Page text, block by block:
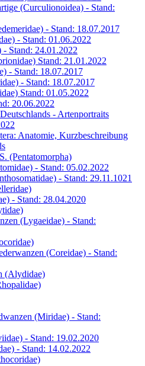
(Curculionoidea) - Stand:
- Stand: 18.07.2017
- Stand: 01.06.2022
- Stand: 24.01.2022
Stand: 21.01.2022
- Stand: 18.07.2017
- Stand: 18.07.2017
Stand: 01.05.2022
20.06.2022
- Artenportraits
Anatomie, Kurzbeschreibung
(Pentatomorpha)
- Stand: 05.02.2022
- Stand: 29.11.1021
- Stand: 28.04.2020
(Lygaeidae) - Stand:
(Coreidae) - Stand:
(Alydidae)
(Miridae) - Stand:
- Stand: 19.02.2020
- Stand: 14.02.2022